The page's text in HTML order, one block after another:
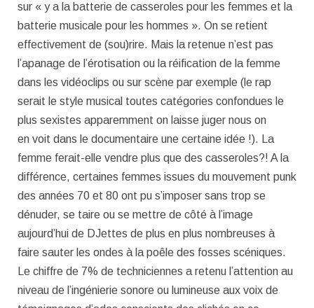
sur « y a la batterie de casseroles pour les femmes et la
batterie musicale pour les hommes ». On se retient
effectivement de (sou)rire. Mais la retenue n’est pas
l’apanage de l’érotisation ou la réification de la femme
dans les vidéoclips ou sur scène par exemple (le rap
serait le style musical toutes catégories confondues le
plus sexistes apparemment on laisse juger nous on
en voit dans le documentaire une certaine idée !). La
femme ferait-elle vendre plus que des casseroles?! A la
différence, certaines femmes issues du mouvement punk
des années 70 et 80 ont pu s’imposer sans trop se
dénuder, se taire ou se mettre de côté à l’image
aujourd’hui de DJettes de plus en plus nombreuses à
faire sauter les ondes à la poêle des fosses scéniques.
Le chiffre de 7% de techniciennes a retenu l’attention au
niveau de l’ingénierie sonore ou lumineuse aux voix de